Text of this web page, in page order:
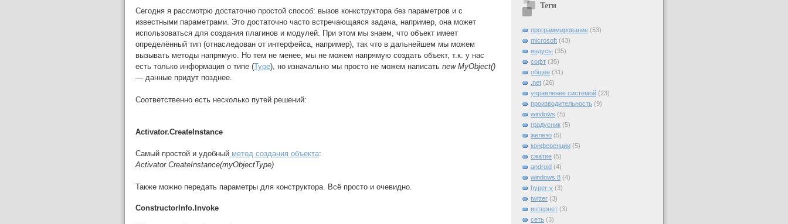
Сегодня я рассмотрю достаточно простой способ: вызов конкструктора без параметров и с
известными параметрами. Это достаточно часто встречающаяся задача, например, она может
использоваться для создания плагинов и модулей. При этом мы знаем, что объект имеет
определённый тип (отнаследован от интерфейса, например), так что в дальнейшем мы можем
вызывать методы напрямую. Но тем не менее, мы не можем напрямую создать объект, т.к. у нас
есть только информация о типе (Type), но изначально мы просто не можем написать new MyObject()
— данные придут позднее.
Соответственно есть несколько путей решений:
Activator.CreateInstance
Самый простой и удобный метод создания объекта:
Activator.CreateInstance(myObjectType)
Также можно передать параметры для конструктора. Всё просто и очевидно.
ConstructorInfo.Invoke
Теги
программирование (53)
microsoft (43)
индусы (35)
софт (35)
общее (31)
.net (26)
управление системой (23)
производительность (9)
windows (5)
градусник (5)
железо (5)
конференции (5)
сжатие (5)
android (4)
windows 8 (4)
hyper-v (3)
twitter (3)
интернет (3)
сеть (3)